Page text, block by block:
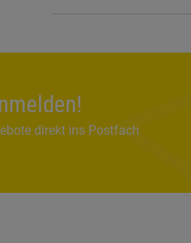
direkt ins Postfach